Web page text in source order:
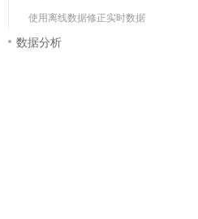
使用离线数据修正实时数据
数据分析
用